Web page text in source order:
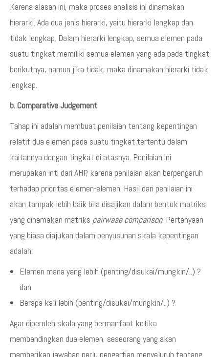
Karena alasan ini, maka proses analisis ini dinamakan
hierarki. Ada dua jenis hierarki, yaitu hierarki lengkap dan
tidak lengkap. Dalam hierarki lengkap, semua elemen pada
suatu tingkat memiliki semua elemen yang ada pada tingkat
berikutnya, namun jika tidak, maka dinamakan hierarki tidak
lengkap.
b. Comparative Judgement
Tahap ini adalah membuat penilaian tentang kepentingan
relatif dua elemen pada suatu tingkat tertentu dalam
kaitannya dengan tingkat di atasnya. Penilaian ini
merupakan inti dari AHP, karena penilaian akan berpengaruh
terhadap prioritas elemen-elemen. Hasil dari penilaian ini
akan tampak lebih baik bila disajikan dalam bentuk matriks
yang dinamakan matriks pairwase comparison. Pertanyaan
yang biasa diajukan dalam penyusunan skala kepentingan
adalah:
Elemen mana yang lebih (penting/disukai/mungkin/..) ?
dan
Berapa kali lebih (penting/disukai/mungkin/..) ?
Agar diperoleh skala yang bermanfaat ketika
membandingkan dua elemen, seseorang yang akan
memberikan jawaban perlu pengertian menyeluruh tentang